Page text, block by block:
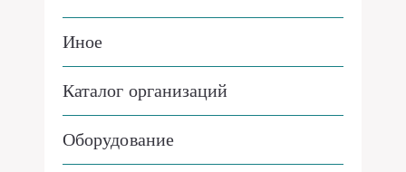
Иное
Каталог организаций
Оборудование